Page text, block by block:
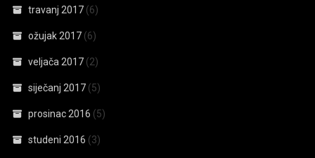
travanj 2017 (6)
ožujak 2017 (6)
veljača 2017 (2)
siječanj 2017 (5)
prosinac 2016 (5)
studeni 2016 (3)